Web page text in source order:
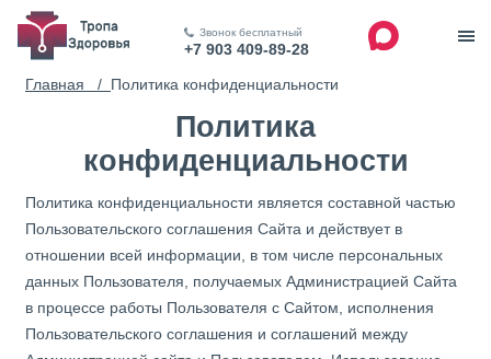
Звонок бесплатный
+7 903 409-89-28
Главная / Политика конфиденциальности
Политика
конфиденциальности
Политика конфиденциальности является составной частью
Пользовательского соглашения Сайта и действует в
отношении всей информации, в том числе персональных
данных Пользователя, получаемых Администрацией Сайта
в процессе работы Пользователя с Сайтом, исполнения
Пользовательского соглашения и соглашений между